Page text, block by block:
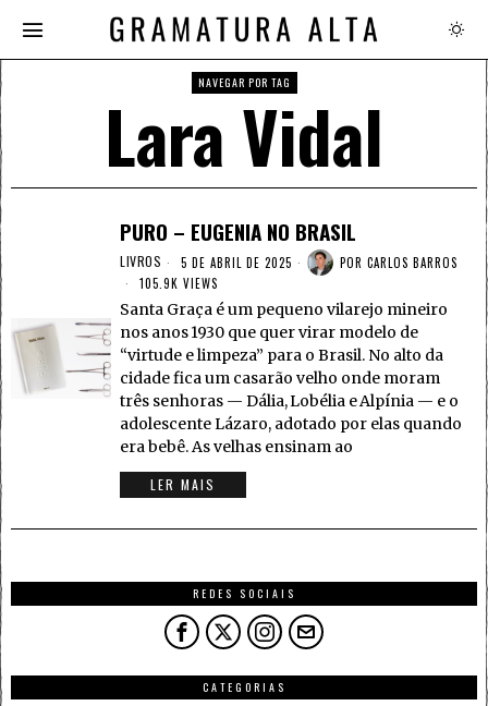
NAVEGAR POR TAG
Lara Vidal
PURO – EUGENIA NO BRASIL
LIVROS 5 DE ABRIL DE 2025 POR CARLOS BARROS
105.9K VIEWS
Santa Graça é um pequeno vilarejo mineiro
nos anos 1930 que quer virar modelo de
“virtude e limpeza” para o Brasil. No alto da
cidade fica um casarão velho onde moram
três senhoras — Dália, Lobélia e Alpínia — e o
adolescente Lázaro, adotado por elas quando
era bebê. As velhas ensinam ao
LER MAIS
REDES SOCIAIS
CATEGORIAS